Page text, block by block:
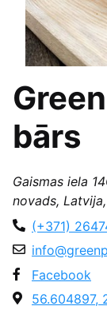
bārs
Gaismas iela
novads,
(+371)
Facebook
56.604897,